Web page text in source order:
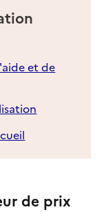
RESpiratoire
et de
de prix